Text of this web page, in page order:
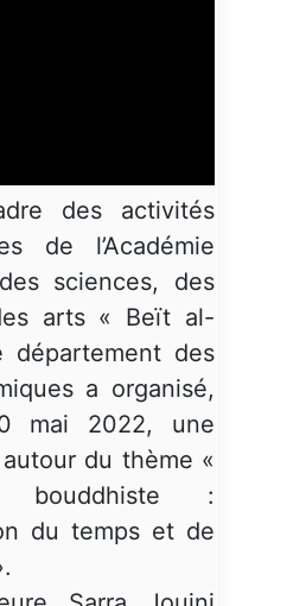
des activités
de l’Académie
sciences, des
arts « Beït al-
département des
a organisé,
mai 2022, une
du thème «
bouddhiste :
du temps et de